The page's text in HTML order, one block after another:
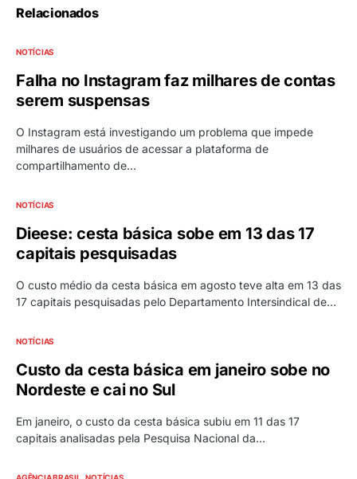
Relacionados
NOTÍCIAS
Falha no Instagram faz milhares de contas
serem suspensas
O Instagram está investigando um problema que impede
milhares de usuários de acessar a plataforma de
compartilhamento de…
NOTÍCIAS
Dieese: cesta básica sobe em 13 das 17
capitais pesquisadas
O custo médio da cesta básica em agosto teve alta em 13 das
17 capitais pesquisadas pelo Departamento Intersindical de…
NOTÍCIAS
Custo da cesta básica em janeiro sobe no
Nordeste e cai no Sul
Em janeiro, o custo da cesta básica subiu em 11 das 17
capitais analisadas pela Pesquisa Nacional da…